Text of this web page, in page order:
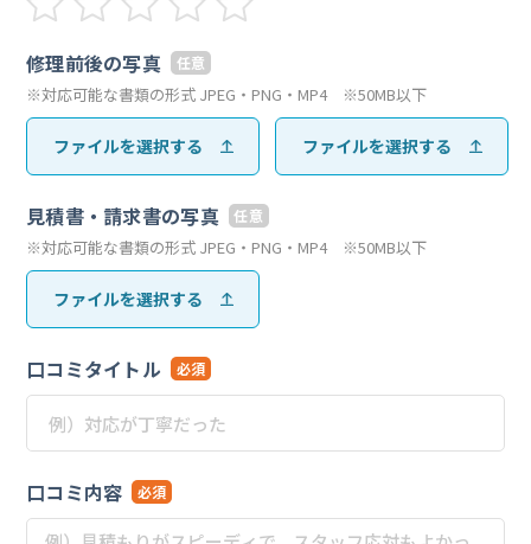
修理前後の写真 任意
※対応可能な書類の形式 JPEG・PNG・MP4 ※50MB以下
ファイルを選択する ファイルを選択する
見積書・請求書の写真 任意
※対応可能な書類の形式 JPEG・PNG・MP4 ※50MB以下
ファイルを選択する
口コミタイトル 必須
口コミ内容 必須